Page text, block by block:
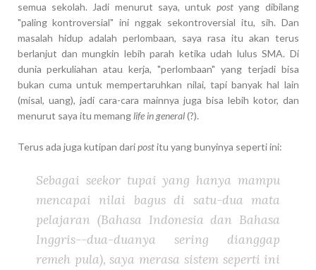
semua sekolah. Jadi menurut saya, untuk postyang dibilang
"paling kontroversial" ini nggak sekontroversial itu, sih. Dan
masalah hidup adalah perlombaan, saya rasa itu akan terus
berlanjut dan mungkin lebih parah ketika udah lulus SMA. Di
dunia perkuliahan atau kerja, "perlombaan" yang terjadi bisa
bukan cuma untuk mempertaruhkan nilai, tapi banyak hal lain
(misal, uang), jadi cara-cara mainnya juga bisa lebih kotor, dan
menurut saya itu memanglife in general(?).
Terus ada juga kutipan daripostitu yang bunyinya seperti ini:
Sebagai seekor tupai yang hanya mampu
mencapai nilai bagus di satu-dua mata
pelajaran (Bahasa Indonesia dan Bahasa
Inggris--dua-duanya sering dianggap
remeh pula), saya merasa sistem seperti ini